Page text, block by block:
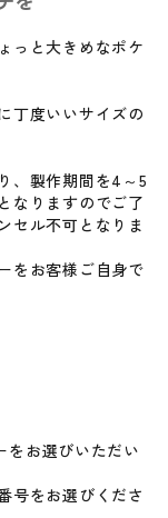
っと大きめなポケ
丁度いいサイズの
、製作期間を4～5
なりますのでご了
セル不可となりま
をお客様ご自身で
お選びいただい
号をお選びくださ